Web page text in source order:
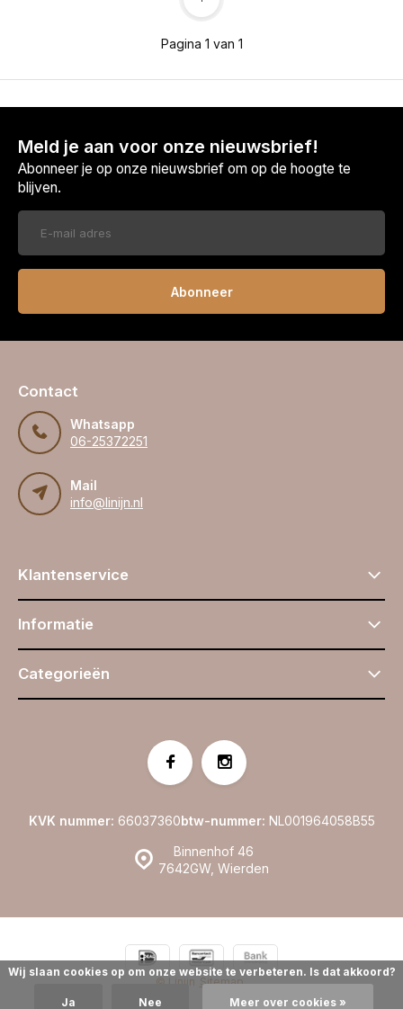
Pagina 1 van 1
Meld je aan voor onze nieuwsbrief!
Abonneer je op onze nieuwsbrief om op de hoogte te
blijven.
Abonneer
Contact
Whatsapp
06-25372251
Mail
info@linijn.nl
Klantenservice
Informatie
Categorieën
Binnenhof 46
7642GW, Wierden
KVK nummer: 66037360btw-nummer: NL001964058B55
© Linijn Sitemap
Wij slaan cookies op om onze website te verbeteren. Is dat akkoord?
Ja Nee Meer over cookies »